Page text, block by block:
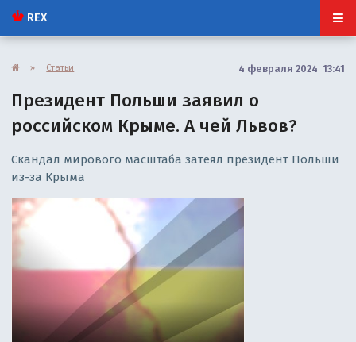
REX
» Статьи 4 февраля 2024 13:41
Президент Польши заявил о
российском Крыме. А чей Львов?
Скандал мирового масштаба затеял президент Польши
из-за Крыма